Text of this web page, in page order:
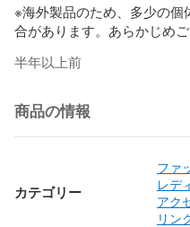
※海外製品のため、多少の
合があります。あらかじめご
半年以上前
商品の情報
カテゴリー
ファ
レデ
アク
リン